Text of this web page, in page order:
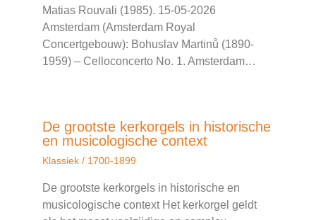
Matias Rouvali (1985). 15-05-2026
Amsterdam (Amsterdam Royal
Concertgebouw): Bohuslav Martinů (1890-
1959) – Celloconcerto No. 1. Amsterdam…
De grootste kerkorgels in historische
en musicologische context
Klassiek / 1700-1899
De grootste kerkorgels in historische en
musicologische context Het kerkorgel geldt